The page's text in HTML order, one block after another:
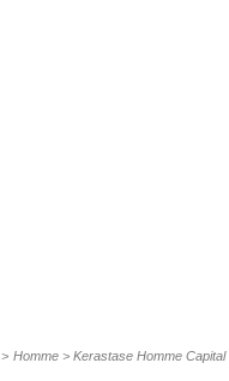
> Homme > Kerastase Homme